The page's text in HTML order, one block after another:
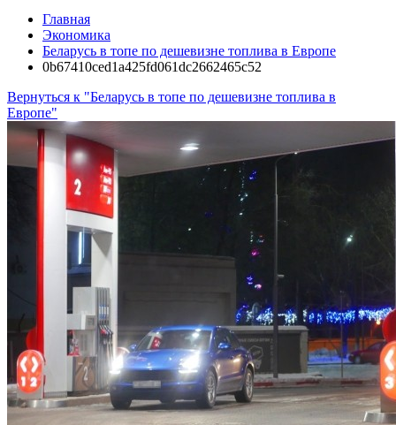
Главная
Экономика
Беларусь в топе по дешевизне топлива в Европе
0b67410ced1a425fd061dc2662465c52
Вернуться к "Беларусь в топе по дешевизне топлива в
Европе"